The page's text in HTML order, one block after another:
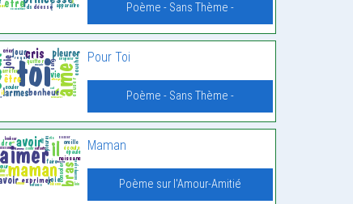
Poème - Sans Thème -
Pour Toi
Poème - Sans Thème -
Maman
Poème sur l'Amour-Amitié